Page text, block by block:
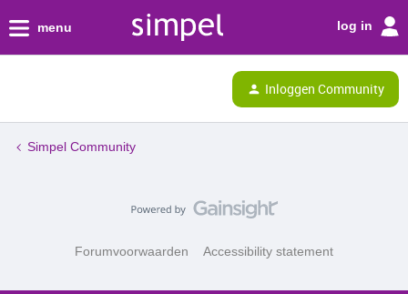
menu log in
Inloggen Community
Simpel Community
Forumvoorwaarden Accessibility statement